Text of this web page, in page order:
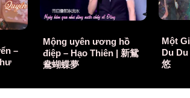
左手一弹指右
zuǒshǒu yī
舟楫摆渡在忘
zhōují bǎidù
–
Mộng uyên ương hồ
điệp – Hạo Thiên | 新鴛
鴦蝴蝶夢
Một
Du
悠